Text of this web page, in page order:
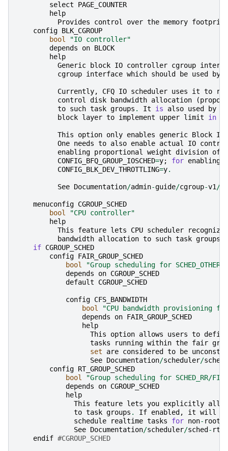
select
PAGE_COUNTER
help
Provides
control over the memory footprint
config BLK_CGROUP
bool
"IO controller"
depends
on BLOCK
help
Generic
block IO controller cgroup
cgroup interface which should be used by
Currently, CFQ IO scheduler uses it to
control disk bandwidth allocation (
to such task groups . It is also used by
block layer to implement upper limit in
This option only enables generic Block IO
One needs to also enable actual IO
enabling proportional weight division of
CONFIG_BFQ_GROUP_IOSCHED=y; for enabling
CONFIG_BLK_DEV_THROTTLING=y.
See Documentation/admin-guide/cgroup-v1/
menuconfig CGROUP_SCHED
bool
"CPU controller"
help
This
feature lets CPU scheduler
recognize
bandwidth allocation to such task groups
if CGROUP_SCHED
config FAIR_GROUP_SCHED
bool
"Group scheduling for SCHED_OTHER"
depends
on CGROUP_SCHED
default
CGROUP_SCHED
config CFS_BANDWIDTH
bool
"CPU bandwidth provisioning for
depends
on FAIR_GROUP_SCHED
help
This
option allows users to define
tasks
running within the fair
set
are considered to be
See Documentation/scheduler/sched
config RT_GROUP_SCHED
bool
"Group scheduling for SCHED_RR/
depends
on CGROUP_SCHED
help
This
feature lets you explicitly
to task groups . If enabled , it will
schedule
realtime tasks for non- root
See Documentation/scheduler/sched - rt
endif #CGROUP_SCHED